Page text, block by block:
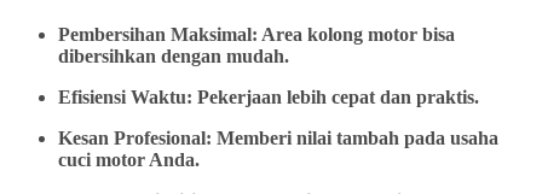
Pembersihan Maksimal: Area kolong motor bisa
dibersihkan dengan mudah.
Efisiensi Waktu: Pekerjaan lebih cepat dan praktis.
Kesan Profesional: Memberi nilai tambah pada usaha
cuci motor Anda.